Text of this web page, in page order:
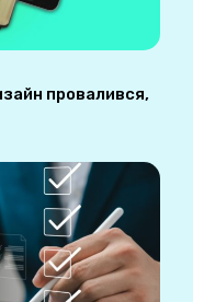
провалився,